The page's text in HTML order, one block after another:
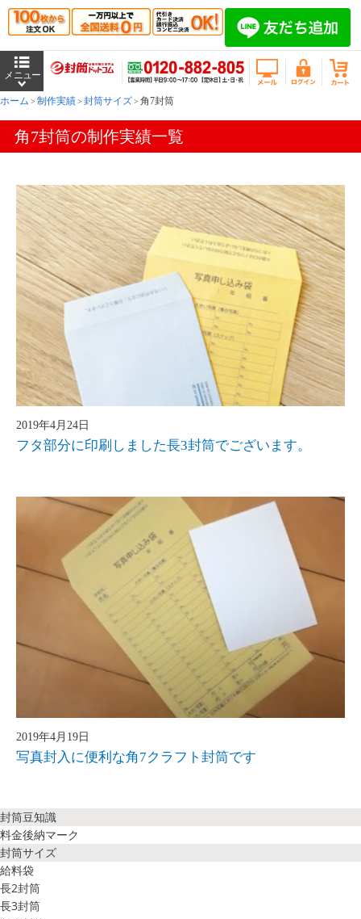
ホーム 制作実績 封筒サイズ 角7封筒
角7封筒の制作実績一覧
2019年4月24日
フタ部分に印刷しました長3封筒でございます。
2019年4月19日
写真封入に便利な角7クラフト封筒です
封筒豆知識
料金後納マーク
封筒サイズ
給料袋
長2封筒
長3封筒